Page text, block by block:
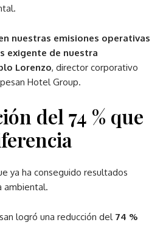
nuestras emisiones operativas
exigente de nuestra
Lorenzo, director corporativo
Hotel Group.
del 74 % que
ya ha conseguido resultados
ambiental.
logró una reducción del 74 %